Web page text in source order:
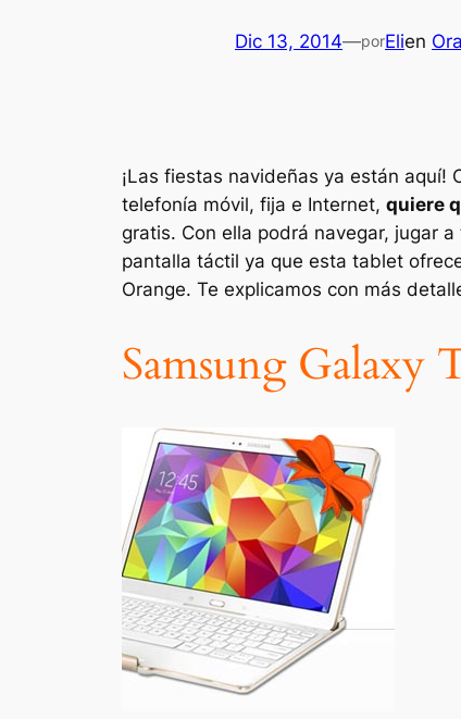
Dic 13, 2014—porElien
¡Las fiestas navideñas ya están aquí!
telefonía móvil, fija e Internet, quiere
gratis. Con ella podrá navegar, jugar
pantalla táctil ya que esta tablet
Orange. Te explicamos con más
Samsung Galaxy